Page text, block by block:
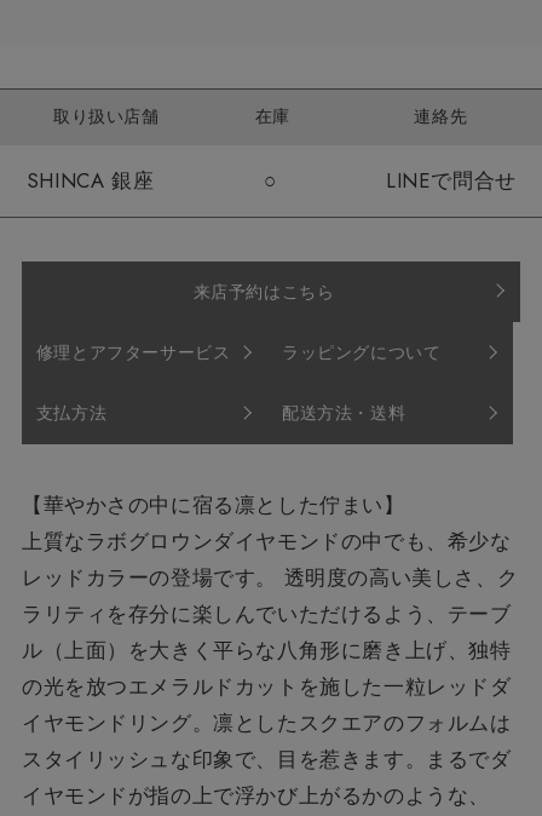
取り扱い店舗 在庫 連絡先
SHINCA 銀座 ○ LINEで問合せ
来店予約はこちら
修理とアフターサービス ラッピングについて
支払方法 配送方法・送料
【華やかさの中に宿る凛とした佇まい】
上質なラボグロウンダイヤモンドの中でも、希少な
レッドカラーの登場です。 透明度の高い美しさ、ク
ラリティを存分に楽しんでいただけるよう、テーブ
ル（上面）を大きく平らな八角形に磨き上げ、独特
の光を放つエメラルドカットを施した一粒レッドダ
イヤモンドリング。凛としたスクエアのフォルムは
スタイリッシュな印象で、目を惹きます。まるでダ
イヤモンドが指の上で浮かび上がるかのような、